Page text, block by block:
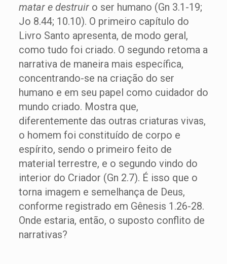
matar e destruiro ser humano (Gn 3.1-19;
Jo 8.44; 10.10). O primeiro capítulo do
Livro Santo apresenta, de modo geral,
como tudo foi criado. O segundo retoma a
narrativa de maneira mais específica,
concentrando-se na criação do ser
humano e em seu papel como cuidador do
mundo criado. Mostra que,
diferentemente das outras criaturas vivas,
o homem foi constituído de corpo e
espírito, sendo o primeiro feito de
material terrestre, e o segundo vindo do
interior do Criador (Gn 2.7). É isso que o
torna imagem e semelhança de Deus,
conforme registrado em Gênesis 1.26-28.
Onde estaria, então, o suposto conflito de
narrativas?